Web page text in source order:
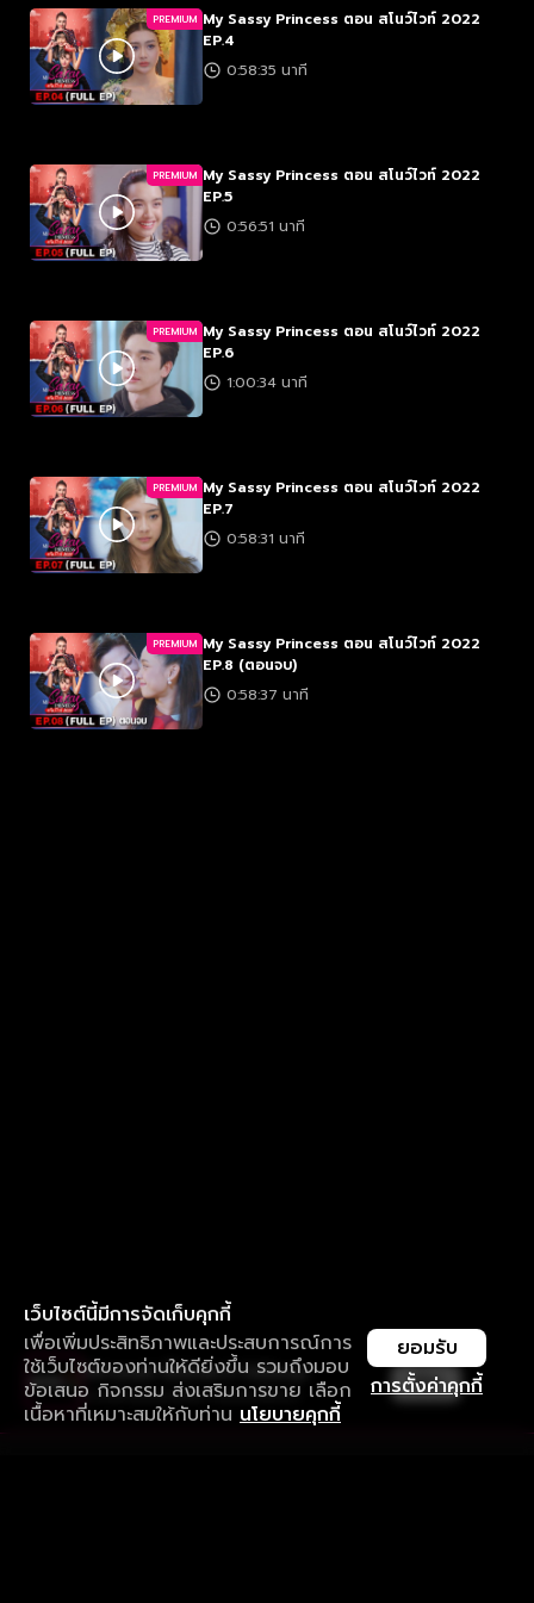
PREMIUM My Sassy Princess ตอน สโนว์ไวท์ 2022
EP.4
0:58:35 นาที
PREMIUM My Sassy Princess ตอน สโนว์ไวท์ 2022
EP.5
0:56:51 นาที
PREMIUM My Sassy Princess ตอน สโนว์ไวท์ 2022
EP.6
1:00:34 นาที
PREMIUM My Sassy Princess ตอน สโนว์ไวท์ 2022
EP.7
0:58:31 นาที
PREMIUM My Sassy Princess ตอน สโนว์ไวท์ 2022
EP.8 (ตอนจบ)
0:58:37 นาที
เว็บไซต์นี้มีการจัดเก็บคุกกี้
เพื่อเพิ่มประสิทธิภาพและประสบการณ์การ
ใช้เว็บไซต์ของท่านให้ดียิ่งขึ้น รวมถึงมอบ
ข้อเสนอ กิจกรรม ส่งเสริมการขาย เลือก
เนื้อหาที่เหมาะสมให้กับท่าน นโยบายคุกกี้
การตั้งค่าคุกกี้
ยอมรับ
ใช้งานแอป ลื่นไหลกว่า ไม่มีสะดุด
ดาวน์โหลดแอปเพื่อการรับชมที่ดีกว่า เปิด